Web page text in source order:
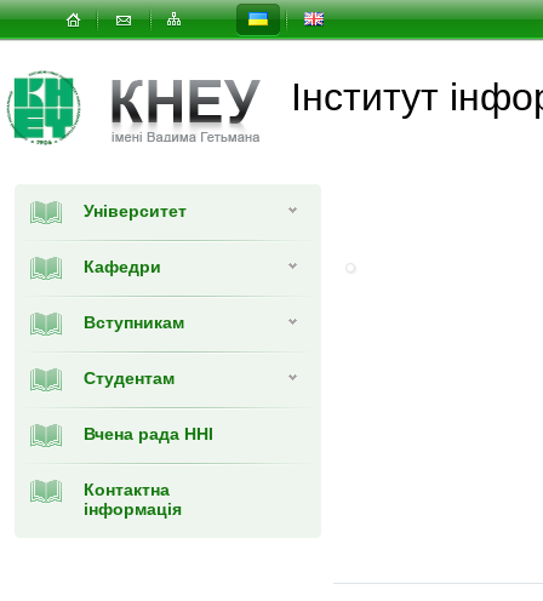
Інститут
Університет
Кафедри
Вступникам
Студентам
Вчена рада ННІ
Контактна
інформація